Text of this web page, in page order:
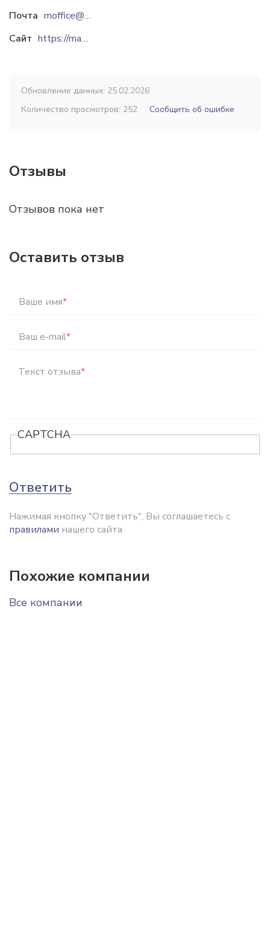
Почта
moffice@materiamedica.ru
Сайт
https://materiamedica.ru
Обновление данных: 25.02.2026
Количество просмотров: 252
Сообщить об ошибке
Отзывы
Отзывов пока нет
Оставить отзыв
Ваше имя*
Ваш e-mail*
Текст отзыва*
CAPTCHA
Ответить
Нажимая кнопку "Ответить", Вы соглашаетесь с
правилами нашего сайта
Похожие компании
Все компании